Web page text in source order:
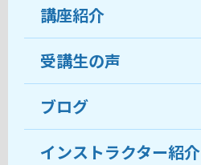
受講生の声
おすすめ・人気の講座
目的から講座を探す
教室ブログ
ココがおすすめ
料金
受講までの流れ
よくあるご質問
講座紹介
受講生の声
ブログ
インストラクター紹介